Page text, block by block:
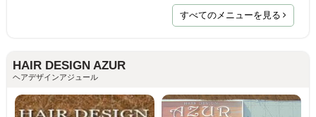
すべてのメニューを見る
HAIR DESIGN AZUR
ヘアデザインアジュール